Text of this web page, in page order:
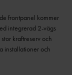
frontpanel kommer
integrerad 2-vägs
kraftreserv och
installationer och